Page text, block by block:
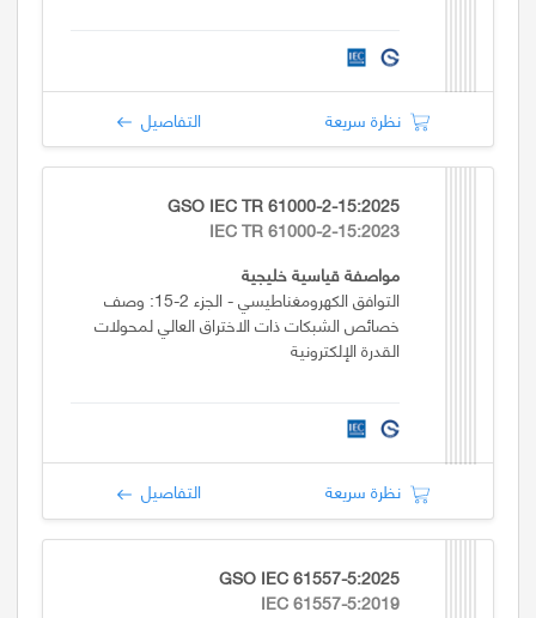
نظرة سريعة التفاصيل
GSO IEC TR 61000-2-15:2025
IEC TR 61000-2-15:2023
مواصفة قياسية خليجية
التوافق الكهرومغناطيسي - الجزء 2-15: وصف
خصائص الشبكات ذات الاختراق العالي لمحولات
القدرة الإلكترونية
نظرة سريعة التفاصيل
GSO IEC 61557-5:2025
IEC 61557-5:2019